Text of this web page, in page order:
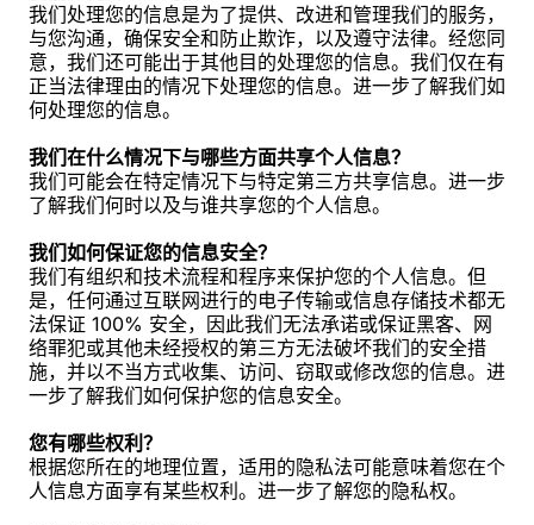
我们处理您的信息是为了提供、改进和管理我们的服务，
与您沟通，确保安全和防止欺诈，以及遵守法律。经您同
意，我们还可能出于其他目的处理您的信息。我们仅在有
正当法律理由的情况下处理您的信息。进一步了解我们如
何处理您的信息。
我们在什么情况下与哪些方面共享个人信息？
我们可能会在特定情况下与特定第三方共享信息。进一步
了解我们何时以及与谁共享您的个人信息。
我们如何保证您的信息安全？
我们有组织和技术流程和程序来保护您的个人信息。但
是，任何通过互联网进行的电子传输或信息存储技术都无
法保证 100% 安全，因此我们无法承诺或保证黑客、网
络罪犯或其他未经授权的第三方无法破坏我们的安全措
施，并以不当方式收集、访问、窃取或修改您的信息。进
一步了解我们如何保护您的信息安全。
您有哪些权利？
根据您所在的地理位置，适用的隐私法可能意味着您在个
人信息方面享有某些权利。进一步了解您的隐私权。